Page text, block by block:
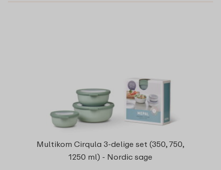
Multikom Cirqula 3-delige set (350, 750,
1250 ml) - Nordic sage